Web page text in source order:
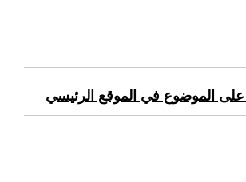
على الموضوع في الموقع الرئيسي